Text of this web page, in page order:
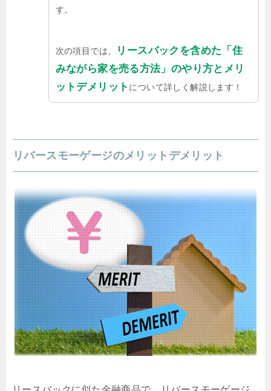
す。
次の項目では、
リースバックを含めた「住
みながら家を売る方法」のやり方とメリ
ットデメリット について詳しく解説します！
リバースモーゲージのメリットデメリット